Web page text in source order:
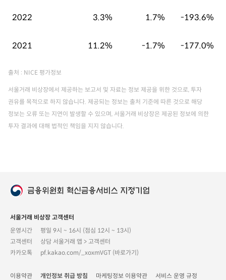
2022 3.3% 1.7% -193.6%
2021 11.2% -1.7% -177.0%
출처 : NICE 평가정보
서울거래 비상장에서 제공하는 보고서 및 자료는 정보 제공을 위한 것으로, 투자
권유를 목적으로 하지 않습니다. 제공되는 정보는 출처 기준에 따른 것으로 해당
정보는 오류 또는 지연이 발생할 수 있으며, 서울거래 비상장은 제공된 정보에 의한
투자 결과에 대해 법적인 책임을 지지 않습니다.
서울거래 비상장 고객센터
운영시간
평일 9시 ~ 16시 (점심 12시 ~ 13시)
고객센터
상담 서울거래 앱 > 고객센터
카카오톡
pf.kakao.com/_xoxmVGT (바로가기)
이용약관 개인정보 취급 방침 마케팅정보 이용약관 서비스 운영 규정